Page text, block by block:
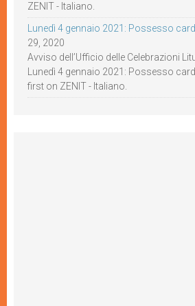
ZENIT - Italiano.
Lunedì 4 gennaio 2021: Possesso
29, 2020
Avviso dell’Ufficio delle Celebrazioni
Lunedì 4 gennaio 2021: Possesso
first on ZENIT - Italiano.